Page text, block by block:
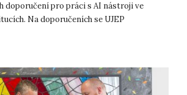
doporučení pro práci s AI nástroji ve
Na doporučeních se UJEP